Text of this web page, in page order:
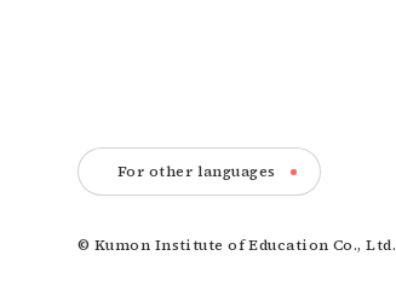
For other languages
© Kumon Institute of Education Co., Ltd.